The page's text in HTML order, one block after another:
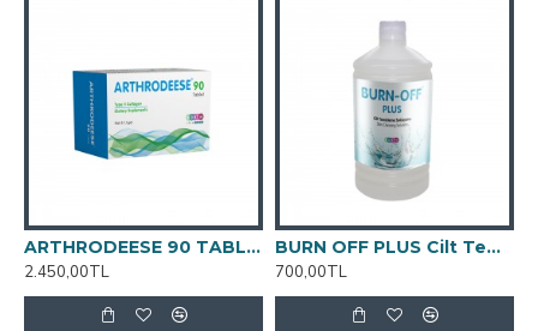
ARTHRODEESE 90 TABLET
2.450,00TL
BURN OFF PLUS Cilt Temizleme Solüsyonu 1000 ML
700,00TL